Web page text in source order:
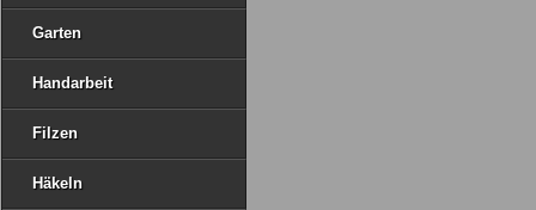
Garten
Handarbeit
Filzen
Häkeln